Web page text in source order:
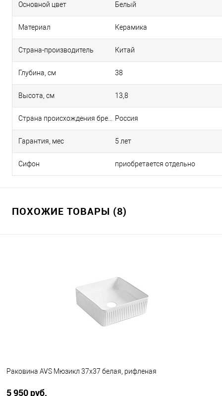
Основной цвет Белый
Материал Керамика
Страна-производитель Китай
Глубина, см 38
Высота, см 13,8
Россия
Гарантия, мес 5 лет
Сифон приобретается отдельно
ПОХОЖИЕ ТОВАРЫ (8)
Раковина AVS Мюзикл 37x37 белая, рифленая
5 950 руб.